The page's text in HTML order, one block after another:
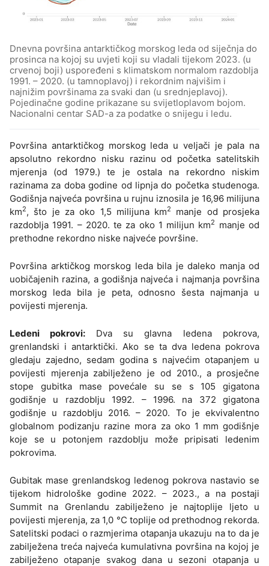
Dnevna površina antarktičkog morskog leda od siječnja do
prosinca na kojoj su uvjeti koji su vladali tijekom 2023. (u
crvenoj boji) uspoređeni s klimatskom normalom razdoblja
1991. – 2020. (u tamnoplavoj) i rekordnim najvišim i
najnižim površinama za svaki dan (u srednjeplavoj).
Pojedinačne godine prikazane su svijetloplavom bojom.
Nacionalni centar SAD-a za podatke o snijegu i ledu.
Površina antarktičkog morskog leda u veljači je pala na
apsolutno rekordno nisku razinu od početka satelitskih
mjerenja (od 1979.) te je ostala na rekordno niskim
razinama za doba godine od lipnja do početka studenoga.
Godišnja najveća površina u rujnu iznosila je 16,96 milijuna
km2, što je za oko 1,5 milijuna km2
manje od prosjeka
razdoblja 1991. – 2020. te za oko 1 milijun km2
manje od
prethodne rekordno niske najveće površine.
Površina arktičkog morskog leda bila je daleko manja od
uobičajenih razina, a godišnja najveća i najmanja površina
morskog leda bila je peta, odnosno šesta najmanja u
povijesti mjerenja.
Ledeni pokrovi: Dva su glavna ledena pokrova,
grenlandski i antarktički. Ako se ta dva ledena pokrova
gledaju zajedno, sedam godina s najvećim otapanjem u
povijesti mjerenja zabilježeno je od 2010., a prosječne
stope gubitka mase povećale su se s 105 gigatona
godišnje u razdoblju 1992. – 1996. na 372 gigatona
godišnje u razdoblju 2016. – 2020. To je ekvivalentno
globalnom podizanju razine mora za oko 1 mm godišnje
koje se u potonjem razdoblju može pripisati ledenim
pokrovima.
Gubitak mase grenlandskog ledenog pokrova nastavio se
tijekom hidrološke godine 2022. – 2023., a na postaji
Summit na Grenlandu zabilježeno je najtoplije ljeto u
povijesti mjerenja, za 1,0 °C toplije od prethodnog rekorda.
Satelitski podaci o razmjerima otapanja ukazuju na to da je
zabilježena treća najveća kumulativna površina na kojoj je
zabilježeno otapanje svakog dana u sezoni otapanja u